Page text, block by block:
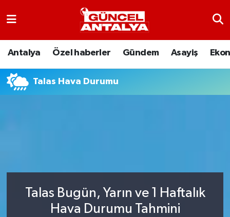
Antalya Özel haberler Gündem Asayiş
Talas Hava Durumu
Talas Bugün, Yarın ve 1 Haftalık
Hava Durumu Tahmini
Antalya
Ekonomi
Nöbetçi Eczaneler
Son Dakika Haberleri